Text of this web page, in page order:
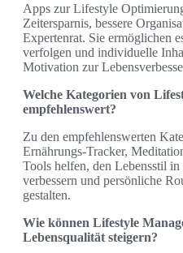
Apps zur Lifestyle
Zeitersparnis, bessere
Expertenrat. Sie ermöglichen
verfolgen und individuelle
Motivation zur
Welche Kategorien von
empfehlenswert?
Zu den empfehlenswerten
Ernährungs-Tracker,
Tools helfen, den Lebensstil
verbessern und persönliche
gestalten.
Wie können Lifestyle
Lebensqualität steigern?